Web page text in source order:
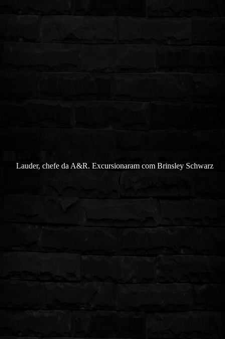
Lauder, chefe da A&R. Excursionaram com Brinsley Schwarz